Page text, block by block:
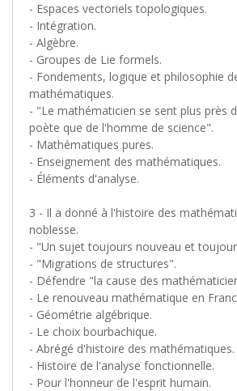
- Espaces vectoriels topologiques.
- Intégration.
- Algèbre.
- Groupes de Lie formels.
- Fondements, logique et philosophie
mathématiques.
- "Le mathématicien se sent plus près
poète que de l'homme de science".
- Mathématiques pures.
- Enseignement des mathématiques.
- Éléments d'analyse.
3 - Il a donné à l'histoire des
noblesse.
- "Un sujet toujours nouveau et
- "Migrations de structures".
- Défendre "la cause des
- Le renouveau mathématique en
- Géométrie algébrique.
- Le choix bourbachique.
- Abrégé d'histoire des mathématiques.
- Histoire de l'analyse fonctionnelle.
- Pour l'honneur de l'esprit humain.